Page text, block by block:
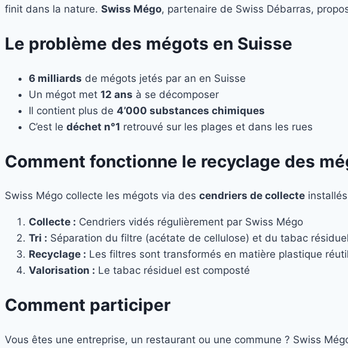
finit dans la nature. Swiss Mégo, partenaire de Swiss Débarras,
Le problème des mégots en Suisse
6 milliards de mégots jetés par an en Suisse
Un mégot met 12 ans à se décomposer
Il contient plus de 4’000 substances chimiques
C’est le déchet n°1 retrouvé sur les plages et dans les rues
Comment fonctionne le recyclage des
Swiss Mégo collecte les mégots via des cendriers de collecte
Collecte : Cendriers vidés régulièrement par Swiss Mégo
Tri : Séparation du filtre (acétate de cellulose) et du tabac résiduel
Recyclage : Les filtres sont transformés en matière plastique
Valorisation : Le tabac résiduel est composté
Comment participer
Vous êtes une entreprise, un restaurant ou une commune ? Swiss